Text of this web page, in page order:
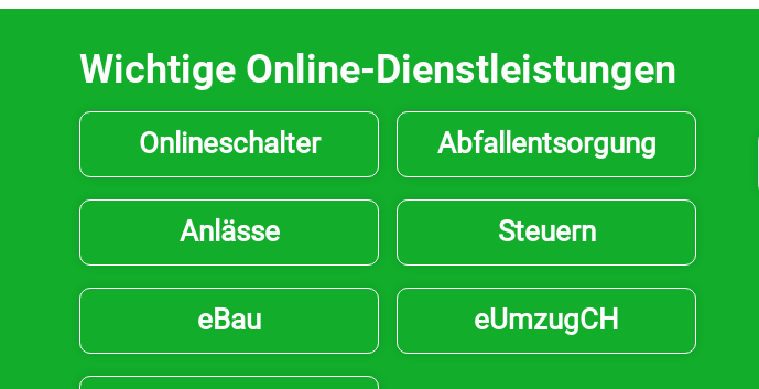
Wichtige Online-Dienstleistungen
Onlineschalter Abfallentsorgung
Anlässe Steuern
eBau eUmzugCH